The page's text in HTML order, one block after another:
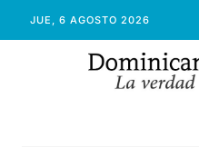
JUE, 6 AGOSTO 2026